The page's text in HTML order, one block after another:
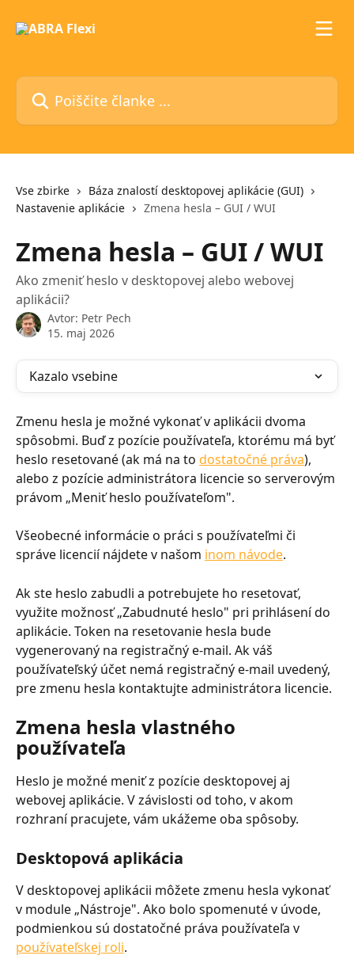
Poiščite članke ...
Vse zbirke
Báza znalostí desktopovej aplikácie (GUI)
Nastavenie aplikácie
Zmena hesla – GUI / WUI
Zmena hesla – GUI / WUI
Ako zmeniť heslo v desktopovej alebo webovej
aplikácii?
Avtor: Petr Pech
15. maj 2026
Kazalo vsebine
Zmenu hesla je možné vykonať v aplikácii dvoma
spôsobmi. Buď z pozície používateľa, ktorému má byť
heslo resetované (ak má na to dostatočné práva),
alebo z pozície administrátora licencie so serverovým
právom „Meniť heslo používateľom".
Všeobecné informácie o práci s používateľmi či
správe licencií nájdete v našom inom návode.
Ak ste heslo zabudli a potrebujete ho resetovať,
využite možnosť „Zabudnuté heslo" pri prihlásení do
aplikácie. Token na resetovanie hesla bude
vygenerovaný na registračný e-mail. Ak váš
používateľský účet nemá registračný e-mail uvedený,
pre zmenu hesla kontaktujte administrátora licencie.
Zmena hesla vlastného
používateľa
Heslo je možné meniť z pozície desktopovej aj
webovej aplikácie. V závislosti od toho, v akom
rozhraní pracujete, vám ukážeme oba spôsoby.
Desktopová aplikácia
V desktopovej aplikácii môžete zmenu hesla vykonať
v module „Nástroje". Ako bolo spomenuté v úvode,
podmienkou sú dostatočné práva používateľa v
používateľskej roli.